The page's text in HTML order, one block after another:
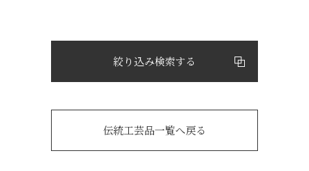
絞り込み検索する
伝統工芸品一覧へ戻る